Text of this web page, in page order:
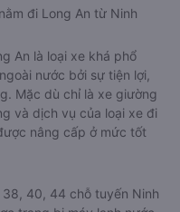
đi Long An từ Ninh
An là loại xe khá phổ
nước bởi sự tiện lợi,
Mặc dù chỉ là xe giường
và dịch vụ của loại xe đi
nâng cấp ở mức tốt
40, 44 chỗ tuyến Ninh